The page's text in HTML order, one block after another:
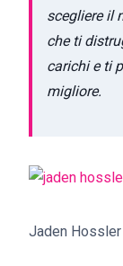
scegliere il
che ti
carichi e ti
migliore.
Jaden